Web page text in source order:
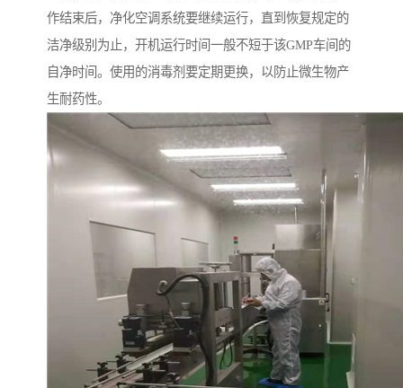
作结束后，净化空调系统要继续运行，直到恢复规定的
洁净级别为止，开机运行时间一般不短于该GMP车间的
自净时间。使用的消毒剂要定期更换，以防止微生物产
生耐药性。